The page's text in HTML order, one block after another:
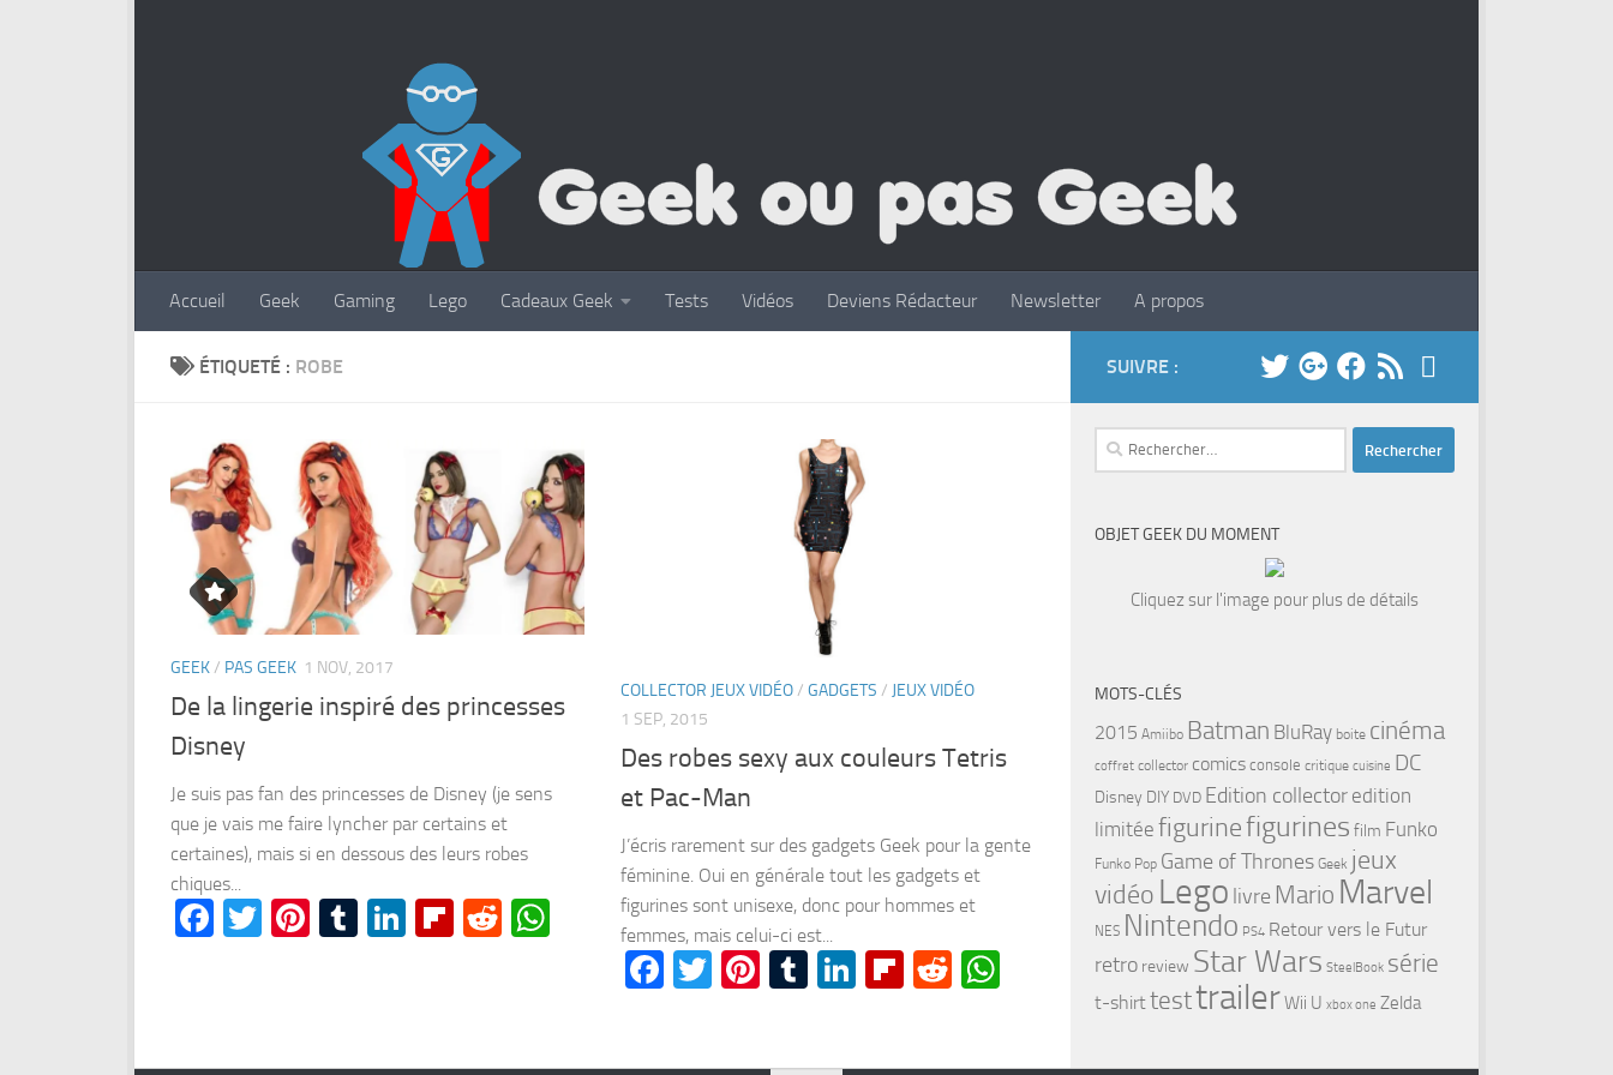
Accueil Geek Gaming Lego Cadeaux Geek Tests Vidéos Deviens Rédacteur Newsletter A propos
ÉTIQUETÉ : ROBE
GEEK/ PAS GEEK 1 NOV, 2017
De la lingerie inspiré des princesses
Disney
Je suis pas fan des princesses de Disney (je sens
que je vais me faire lyncher par certains et
certaines), mais si en dessous des leurs robes
chiques...
Facebook
Twitter
Pinterest
Tumblr
LinkedIn
Flipboard
RedditWhatsApp
COLLECTOR JEUX VIDÉO/ GADGETS / JEUX VIDÉO
1 SEP, 2015
Des robes sexy aux couleurs Tetris
et Pac-Man
J’écris rarement sur des gadgets Geek pour la gente
féminine. Oui en générale tout les gadgets et
figurines sont unisexe, donc pour hommes et
femmes, mais celui-ci est...
Facebook
Twitter
Pinterest
Tumblr
LinkedIn
Flipboard
RedditWhatsApp
SUIVRE :
Rechercher :
OBJET GEEK DU MOMENT
Cliquez sur l'image pour plus de détails
MOTS-CLÉS
2015 Amiibo Batman BluRay boite cinéma
coffret collector comics console critique cuisine DC
Disney DIY DVD Edition collector edition
limitée figurinefigurines film Funko
Funko Pop Game of Thrones Geek jeux
vidéo Lego livre Mario Marvel
NES Nintendo PS4 Retour vers le Futur
retro review Star Wars SteelBook série
t-shirttesttrailerWii U xbox one Zelda